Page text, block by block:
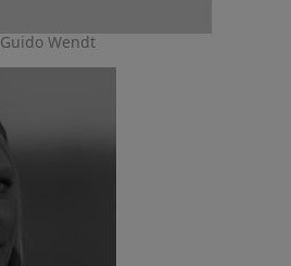
Guido Wendt